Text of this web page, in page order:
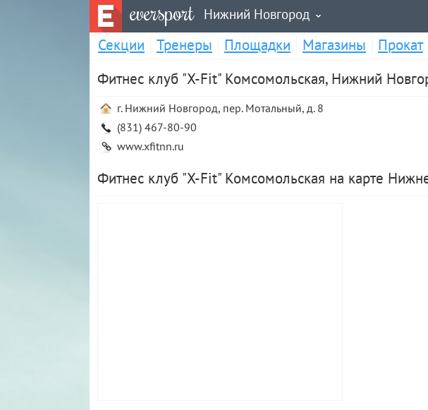
eversport Нижний Новгород
Секции Тренеры Площадки Магазины Прокат
Фитнес клуб "X-Fit" Комсомольская, Нижний
г. Нижний Новгород, пер. Мотальный, д. 8
(831) 467-80-90
www.xfitnn.ru
Фитнес клуб "X-Fit" Комсомольская на карте